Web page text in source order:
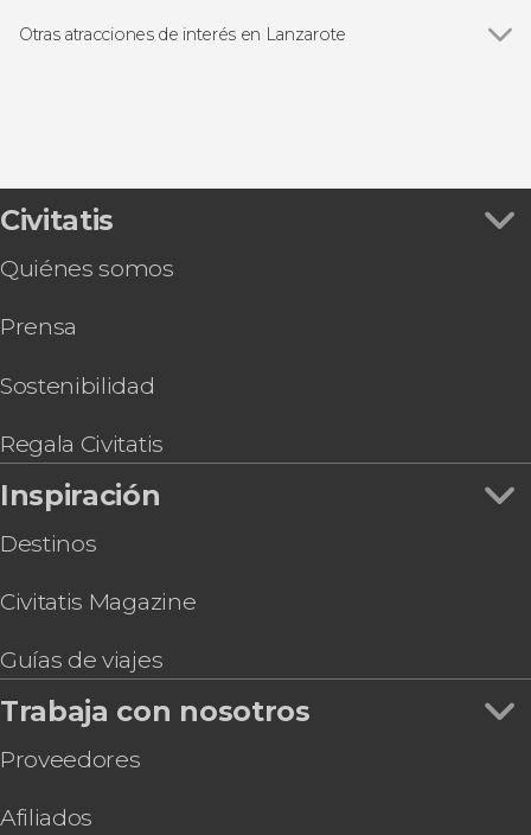
Otras atracciones de interés en Lanzarote
Civitatis
Quiénes somos
Prensa
Sostenibilidad
Regala Civitatis
Inspiración
Destinos
Civitatis Magazine
Guías de viajes
Trabaja con nosotros
Proveedores
Afiliados